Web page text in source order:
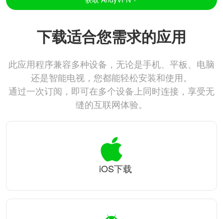
下载适合您需求的应用
此应用程序兼容多种设备，无论是手机、平板、电脑
还是智能电视，您都能轻松安装和使用。
通过一次订阅，即可在多个设备上同时连接，享受无
缝的互联网体验。
iOS下载